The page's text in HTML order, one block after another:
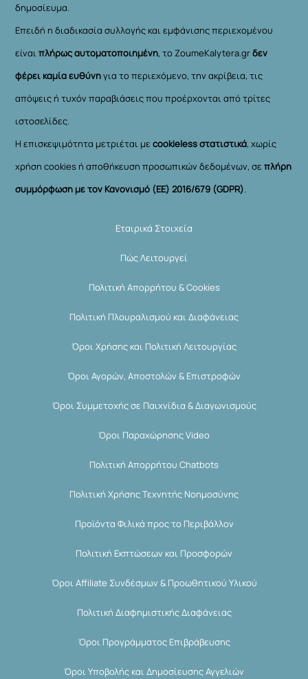
δημοσίευμα.
Επειδή η διαδικασία συλλογής και εμφάνισης περιεχομένου
είναιπλήρως αυτοματοποιημένη, το ZoumeKalytera.grδεν
φέρει καμία ευθύνηγια το περιεχόμενο, την ακρίβεια, τις
απόψεις ή τυχόν παραβιάσεις που προέρχονται από τρίτες
ιστοσελίδες.
Η επισκεψιμότητα μετριέται μεcookieless στατιστικά, χωρίς
χρήση cookies ή αποθήκευση προσωπικών δεδομένων, σεπλήρη
συμμόρφωση με τον Κανονισμό (ΕΕ) 2016/679 (GDPR).
Εταιρικά Στοιχεία
Πώς Λειτουργεί
Πολιτική Απορρήτου & Cookies
Πολιτική Πλουραλισμού και Διαφάνειας
Όροι Χρήσης και Πολιτική Λειτουργίας
Όροι Αγορών, Αποστολών & Επιστροφών
Όροι Συμμετοχής σε Παιχνίδια & Διαγωνισμούς
Όροι Παραχώρησης Video
Πολιτική Απορρήτου Chatbots
Πολιτική Χρήσης Τεχνητής Νοημοσύνης
Προϊόντα Φιλικά προς το Περιβάλλον
Πολιτική Εκπτώσεων και Προσφορών
Όροι Affiliate Συνδέσμων & Προωθητικού Υλικού
Πολιτική Διαφημιστικής Διαφάνειας
Όροι Προγράμματος Επιβράβευσης
Όροι Υποβολής και Δημοσίευσης Αγγελιών